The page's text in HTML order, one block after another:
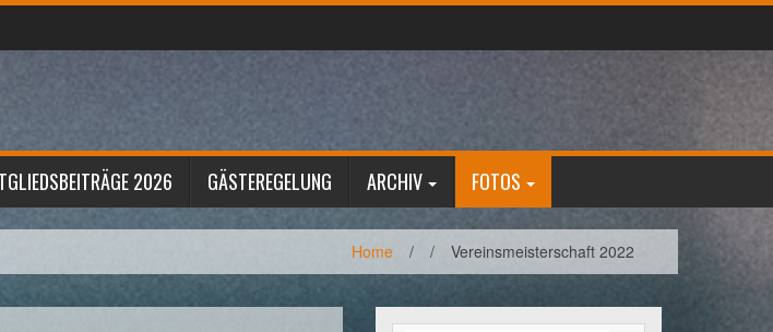
2026 GÄSTEREGELUNG ARCHIV FOTOS
Home / / Vereinsmeisterschaft 2022